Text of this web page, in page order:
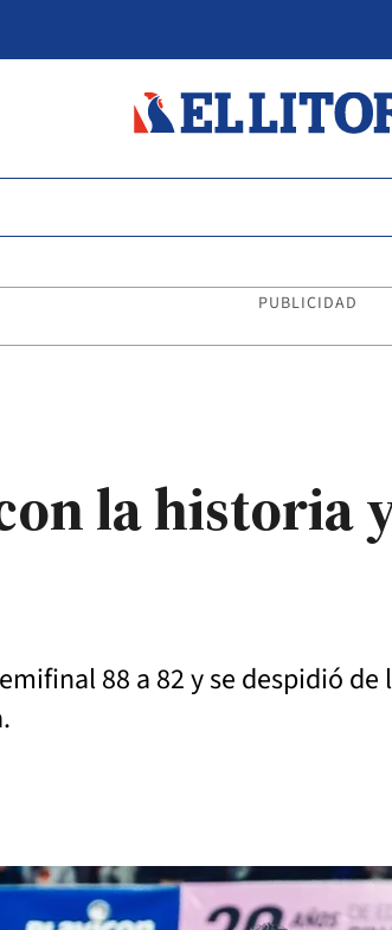
PUBLICIDAD
la historia
88 a 82 y se despidió